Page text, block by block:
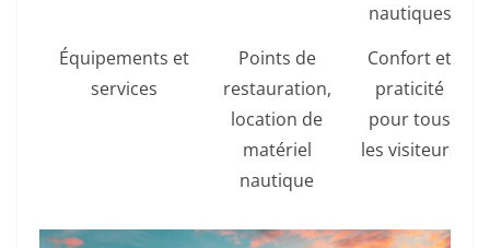
nautiques
Équipements et
services
Points de
restauration,
location de
matériel
nautique
Confort et
praticité
pour tous
les visiteurs